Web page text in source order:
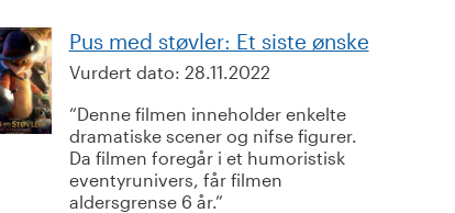
Pus med støvler: Et siste ønske
Vurdert dato: 28.11.2022
Denne filmen inneholder enkelte
dramatiske scener og nifse figurer.
Da filmen foregår i et humoristisk
eventyrunivers, får filmen
aldersgrense 6 år.